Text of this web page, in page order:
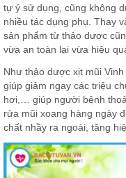
tự ý sử dụng, cũng không
nhiều tác dụng phụ. Thay
sản phẩm từ thảo dược
vừa an toàn lại vừa hiệu
Như thảo dược xịt mũi
giúp giảm ngay các triệu
hơi,… giúp người bệnh
rửa mũi xoang hàng ngày
chất nhầy ra ngoài, tăng